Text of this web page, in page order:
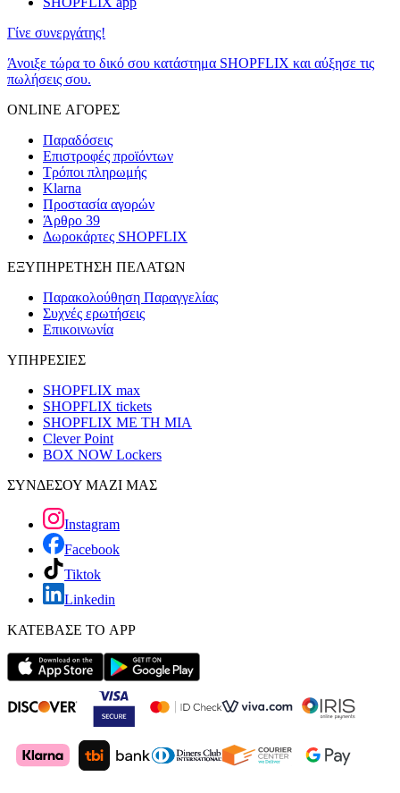
Γίνε συνεργάτης!
Άνοιξε τώρα το δικό σου κατάστημα SHOPFLIX και αύξησε τις
πωλήσεις σου.
ONLINE ΑΓΟΡΕΣ
Παραδόσεις
Επιστροφές προϊόντων
Τρόποι πληρωμής
Klarna
Προστασία αγορών
Άρθρο 39
Δωροκάρτες SHOPFLIX
ΕΞΥΠΗΡΕΤΗΣΗ ΠΕΛΑΤΩΝ
Παρακολούθηση Παραγγελίας
Συχνές ερωτήσεις
Επικοινωνία
ΥΠΗΡΕΣΙΕΣ
SHOPFLIX max
SHOPFLIX tickets
SHOPFLIX ΜΕ ΤΗ ΜΙΑ
Clever Point
BOX NOW Lockers
ΣΥΝΔΕΣΟΥ ΜΑΖΙ ΜΑΣ
Instagram
Facebook
Tiktok
Linkedin
ΚΑΤΕΒΑΣΕ ΤΟ APP